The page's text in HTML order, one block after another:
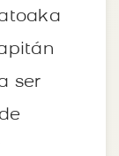
ser